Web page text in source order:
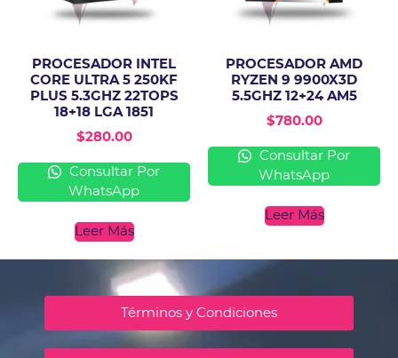
PROCESADOR INTEL
CORE ULTRA 5 250KF
PLUS 5.3GHZ 22TOPS
18+18 LGA 1851
$280.00
Consultar Por
WhatsApp
Leer Más
PROCESADOR AMD
RYZEN 9 9900X3D
5.5GHZ 12+24 AM5
$780.00
Consultar Por
WhatsApp
Leer Más
Términos y Condiciones